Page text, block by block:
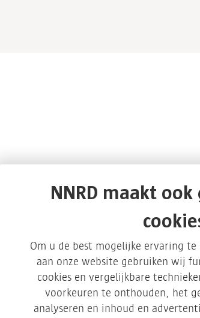
Afvalmanagement
NNRD maakt
Om u de best mogelijke ervaring
aan onze website gebruiken wij
cookies en vergelijkbare
voorkeuren te onthouden, het
analyseren en inhoud en